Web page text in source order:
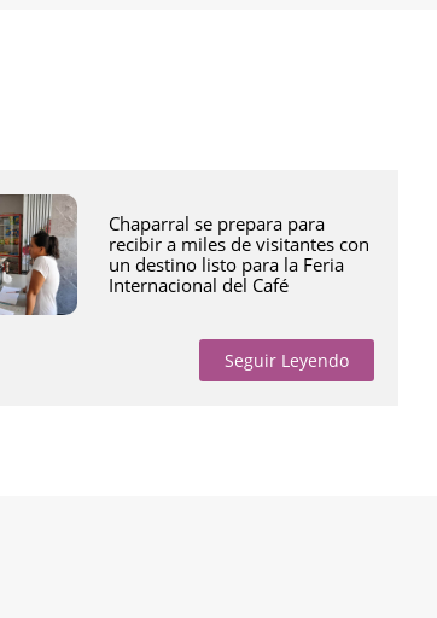
Chaparral se prepara para
recibir a miles de visitantes con
un destino listo para la Feria
Internacional del Café
Seguir Leyendo